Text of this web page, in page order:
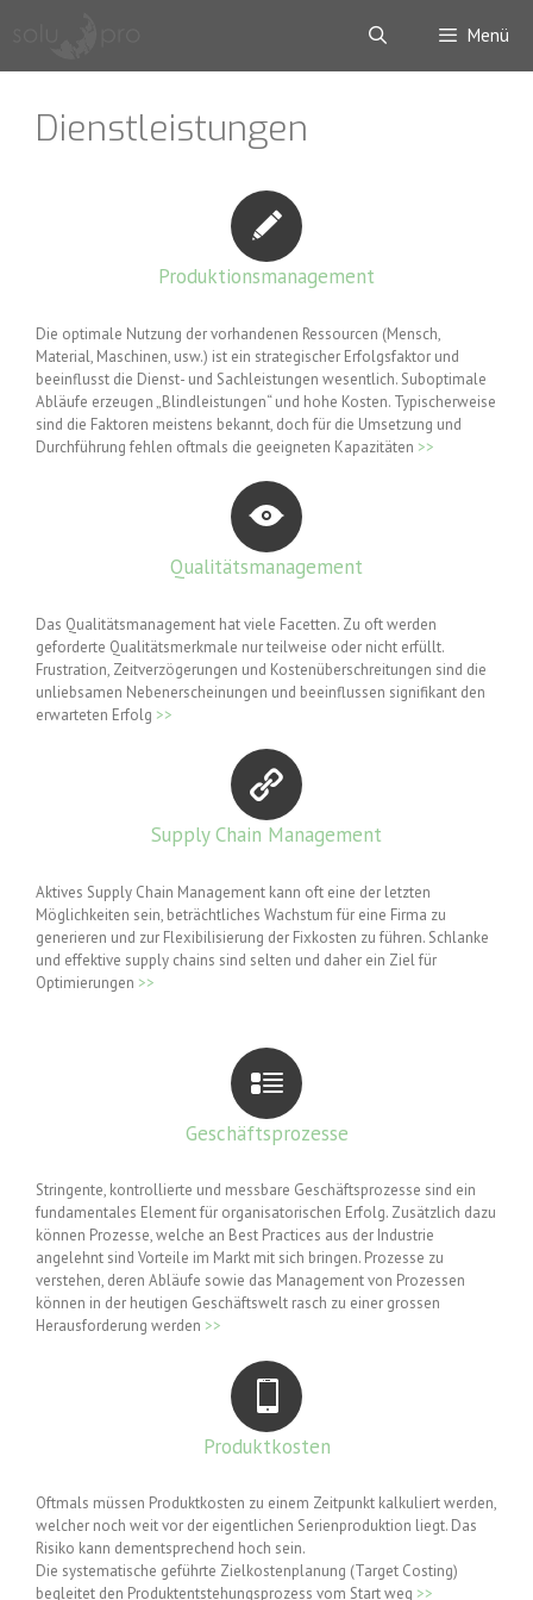
springen
Menü
Dienstleistungen
Produktionsmanagement
Die optimale Nutzung der vorhandenen Ressourcen (Mensch,
Material, Maschinen, usw.) ist ein strategischer Erfolgsfaktor und
beeinflusst die Dienst- und Sachleistungen wesentlich. Suboptimale
Abläufe erzeugen „Blindleistungen“ und hohe Kosten. Typischerweise
sind die Faktoren meistens bekannt, doch für die Umsetzung und
Durchführung fehlen oftmals die geeigneten Kapazitäten >>
Qualitätsmanagement
Das Qualitätsmanagement hat viele Facetten. Zu oft werden
geforderte Qualitätsmerkmale nur teilweise oder nicht erfüllt.
Frustration, Zeitverzögerungen und Kostenüberschreitungen sind die
unliebsamen Nebenerscheinungen und beeinflussen signifikant den
erwarteten Erfolg >>
Supply Chain Management
Aktives Supply Chain Management kann oft eine der letzten
Möglichkeiten sein, beträchtliches Wachstum für eine Firma zu
generieren und zur Flexibilisierung der Fixkosten zu führen. Schlanke
und effektive supply chains sind selten und daher ein Ziel für
Optimierungen >>
Geschäftsprozesse
Stringente, kontrollierte und messbare Geschäftsprozesse sind ein
fundamentales Element für organisatorischen Erfolg. Zusätzlich dazu
können Prozesse, welche an Best Practices aus der Industrie
angelehnt sind Vorteile im Markt mit sich bringen. Prozesse zu
verstehen, deren Abläufe sowie das Management von Prozessen
können in der heutigen Geschäftswelt rasch zu einer grossen
Herausforderung werden >>
Produktkosten
Oftmals müssen Produktkosten zu einem Zeitpunkt kalkuliert werden,
welcher noch weit vor der eigentlichen Serienproduktion liegt. Das
Risiko kann dementsprechend hoch sein.
Die systematische geführte Zielkostenplanung (Target Costing)
begleitet den Produktentstehungsprozess vom Start weg >>